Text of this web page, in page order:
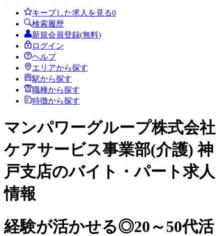
キープした求人を見る0
検索履歴
新規会員登録(無料)
ログイン
ヘルプ
エリアから探す
駅から探す
職種から探す
特徴から探す
マンパワーグループ株式会社
ケアサービス事業部(介護) 神
戸支店のバイト・パート求人
情報
経験が活かせる◎20～50代活